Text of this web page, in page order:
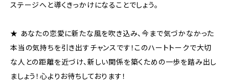
ステージへと導くきっかけになることでしょう。
★ あなたの恋愛に新たな風を吹き込み、今まで気づかなかった
本当の気持ちを引き出すチャンスです！このハートトークで大切
な人との距離を近づけ、新しい関係を築くための一歩を踏み出し
ましょう！心よりお待ちしております！